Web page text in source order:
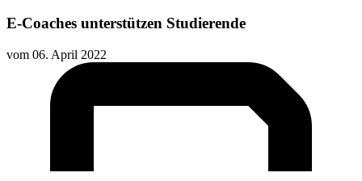
E-Coaches unterstützen Studierende
vom 06. April 2022